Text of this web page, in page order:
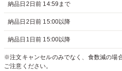
納品日2日前 14:59まで
納品日2日前 15:00以降
納品日1日前 15:00以降
※注文キャンセルのみでなく、食数減の場
ご注意ください。